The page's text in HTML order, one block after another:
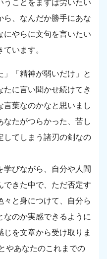
うことをまずは労いたい
ら、なんだか勝手にあな
にやらに文句を言いたい
います。
」「精神が弱いだけ」と
たに言い聞かせ続けてき
言葉なのかなと思いまし
なたがつらかった、苦し
してしまう諸刃の剣なの
学びながら、自分や人間
できた中で、ただ否定す
々と身につけて、自分ら
なのか実感できるように
を文章から受け取りま
やあなたのこれまでの